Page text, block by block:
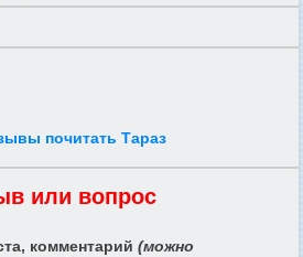
почитать Тараз
или вопрос
комментарий (можно